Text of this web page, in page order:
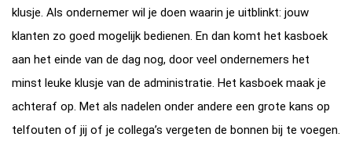
klusje. Als ondernemer wil je doen waarin je uitblinkt: jouw
klanten zo goed mogelijk bedienen. En dan komt het kasboek
aan het einde van de dag nog, door veel ondernemers het
minst leuke klusje van de administratie. Het kasboek maak je
achteraf op. Met als nadelen onder andere een grote kans op
telfouten of jij of je collega’s vergeten de bonnen bij te voegen.